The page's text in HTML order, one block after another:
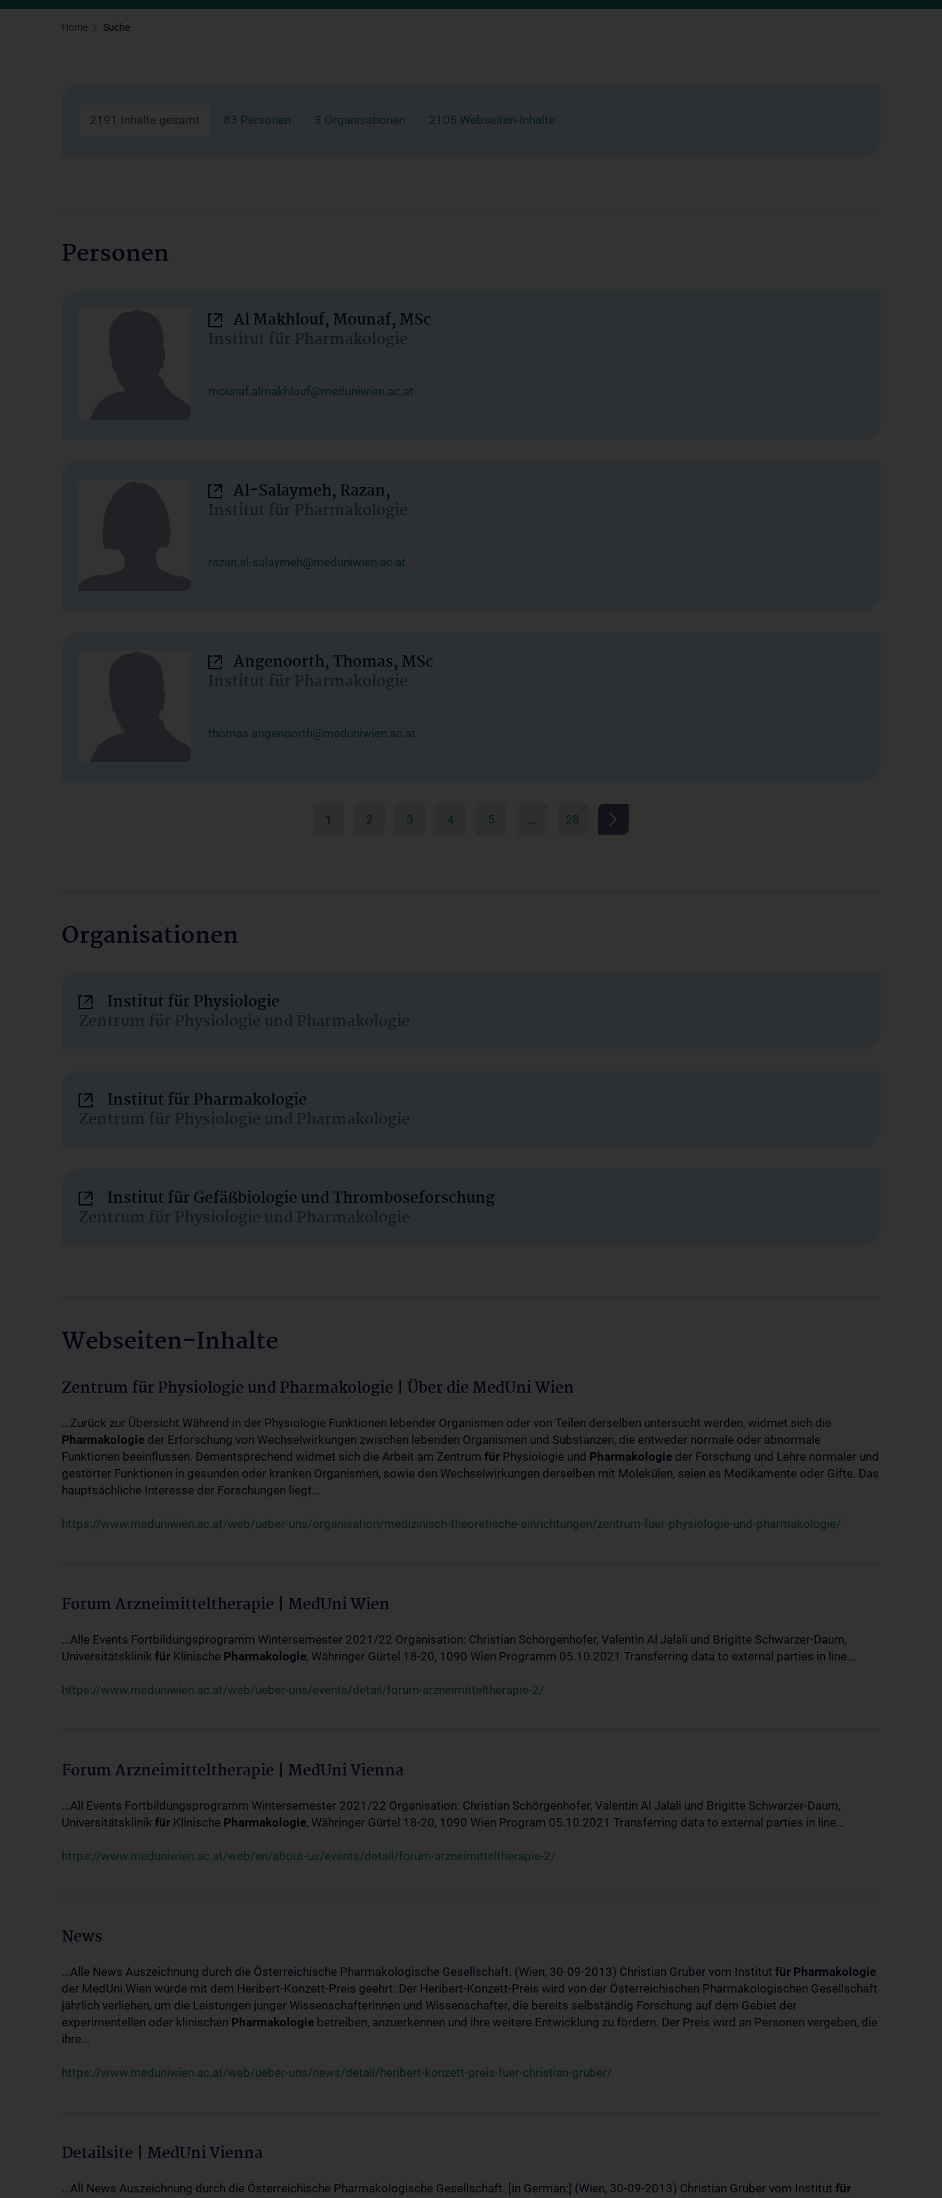
Home Suche
2191 Inhalte gesamt 83 Personen 3 Organisationen 2105 Webseiten-Inhalte
Personen
Al Makhlouf, Mounaf, MSc
Institut für Pharmakologie
mounaf.almakhlouf@meduniwien.ac.at
Al-Salaymeh, Razan,
Institut für Pharmakologie
razan.al-salaymeh@meduniwien.ac.at
Angenoorth, Thomas, MSc
Institut für Pharmakologie
thomas.angenoorth@meduniwien.ac.at
1 2 3 4 5 … 28
Organisationen
Institut für Physiologie
Zentrum für Physiologie und Pharmakologie
Institut für Pharmakologie
Zentrum für Physiologie und Pharmakologie
Institut für Gefäßbiologie und Thromboseforschung
Zentrum für Physiologie und Pharmakologie
Webseiten-Inhalte
Zentrum für Physiologie und Pharmakologie | Über die MedUni Wien
...Zurück zur Übersicht Während in der Physiologie Funktionen lebender Organismen oder von Teilen derselben untersucht werden, widmet sich die
Pharmakologie der Erforschung von Wechselwirkungen zwischen lebenden Organismen und Substanzen, die entweder normale oder abnormale
Funktionen beeinflussen. Dementsprechend widmet sich die Arbeit am Zentrum für Physiologie und Pharmakologie der Forschung und Lehre normaler und
gestörter Funktionen in gesunden oder kranken Organismen, sowie den Wechselwirkungen derselben mit Molekülen, seien es Medikamente oder Gifte. Das
hauptsächliche Interesse der Forschungen liegt...
https://www.meduniwien.ac.at/web/ueber-uns/organisation/medizinisch-theoretische-einrichtungen/zentrum-fuer-physiologie-und-pharmakologie/
Forum Arzneimitteltherapie | MedUni Wien
...Alle Events Fortbildungsprogramm Wintersemester 2021/22 Organisation: Christian Schörgenhofer, Valentin Al Jalali und Brigitte Schwarzer-Daum,
Universitätsklinik für Klinische Pharmakologie, Währinger Gürtel 18-20, 1090 Wien Programm 05.10.2021 Transferring data to external parties in line...
https://www.meduniwien.ac.at/web/ueber-uns/events/detail/forum-arzneimitteltherapie-2/
Forum Arzneimitteltherapie | MedUni Vienna
...All Events Fortbildungsprogramm Wintersemester 2021/22 Organisation: Christian Schörgenhofer, Valentin Al Jalali und Brigitte Schwarzer-Daum,
Universitätsklinik für Klinische Pharmakologie, Währinger Gürtel 18-20, 1090 Wien Program 05.10.2021 Transferring data to external parties in line...
https://www.meduniwien.ac.at/web/en/about-us/events/detail/forum-arzneimitteltherapie-2/
News
...Alle News Auszeichnung durch die Österreichische Pharmakologische Gesellschaft. (Wien, 30-09-2013) Christian Gruber vom Institut für Pharmakologie
der MedUni Wien wurde mit dem Heribert-Konzett-Preis geehrt. Der Heribert-Konzett-Preis wird von der Österreichischen Pharmakologischen Gesellschaft
jährlich verliehen, um die Leistungen junger Wissenschafterinnen und Wissenschafter, die bereits selbständig Forschung auf dem Gebiet der
experimentellen oder klinischen Pharmakologie betreiben, anzuerkennen und ihre weitere Entwicklung zu fördern. Der Preis wird an Personen vergeben, die
ihre...
https://www.meduniwien.ac.at/web/ueber-uns/news/detail/heribert-konzett-preis-fuer-christian-gruber/
Detailsite | MedUni Vienna
...All News Auszeichnung durch die Österreichische Pharmakologische Gesellschaft. [in German:] (Wien, 30-09-2013) Christian Gruber vom Institut für